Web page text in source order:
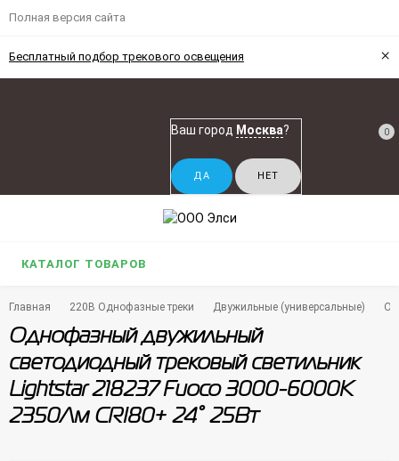
Полная версия сайта
Бесплатный подбор трекового освещения ×
Ваш город Москва? 0
КАТАЛОГ ТОВАРОВ
Главная 220В Однофазные треки Двужильные (универсальные)
Однофазный двужильный
светодиодный трековый светильник
Lightstar 218237 Fuoco 3000-6000К
2350Лм CRI80+ 24° 25Вт